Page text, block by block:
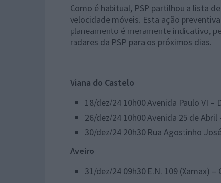
Como é habitual, PSP partilhou a lista
velocidade móveis. Esta ação
planeamento é meramente indicativo,
radares da PSP para os próximos dias.
Viana do Castelo
18/dez/24 10h00 Avenida Paulo VI –
26/dez/24 10h00 Avenida 25 de Abril
30/dez/24 20h30 Rua Agostinho
Aveiro
​31/dez/24 09h30 E.N. 109 (Xamax) –